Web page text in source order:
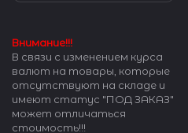
Внимание!!!
В связи с изменением курса
валют на товары, которые
отсутствуют на складе и
имеют статус "ПОД ЗАКАЗ"
может отличаться
стоимость!!!